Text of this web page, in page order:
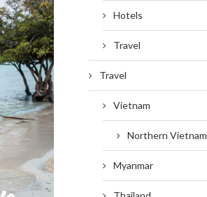
Hotels
Travel
Travel
Vietnam
Northern Vietnam
Myanmar